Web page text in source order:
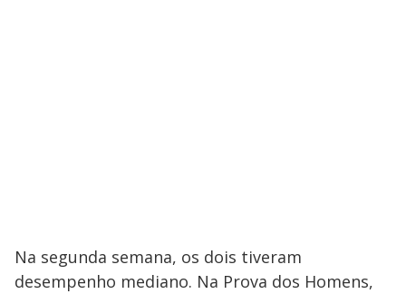
Na segunda semana, os dois tiveram
desempenho mediano. Na Prova dos Homens,